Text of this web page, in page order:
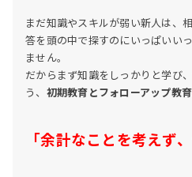
まだ知識やスキルが弱い新人は、
答を頭の中で探すのにいっぱいい
ません。
だからまず知識をしっかりと学び
う、 初期教育とフォローアップ教
「余計なことを考えず